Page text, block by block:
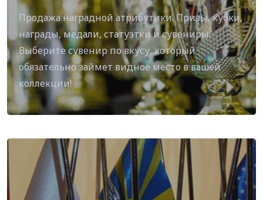
Продажа наградной атрибутики. Призы, кубки,
награды, медали, статуэтки и сувениры.
Выберите сувенир по вкусу, который
обязательно займет видное место в вашей
коллекции!